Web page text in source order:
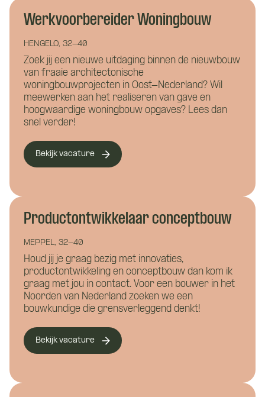
Werkvoorbereider Woningbouw
HENGELO, 32-40
Zoek jij een nieuwe uitdaging binnen de nieuwbouw
van fraaie architectonische
woningbouwprojecten in Oost-Nederland? Wil
meewerken aan het realiseren van gave en
hoogwaardige woningbouw opgaves? Lees dan
snel verder!
Bekijk vacature
Productontwikkelaar conceptbouw
MEPPEL, 32-40
Houd jij je graag bezig met innovaties,
productontwikkeling en conceptbouw dan kom ik
graag met jou in contact. Voor een bouwer in het
Noorden van Nederland zoeken we een
bouwkundige die grensverleggend denkt!
Bekijk vacature
Wie ben je?
Waar wil je meer over weten?
Installatietechniek
Hoe kunnen we je helpen?
Hoe kunnen we je bereiken?
Wat is je telefoonnummer?*
Vacature: Ervaren
werkvoorbereider
utiliteitsprojecten
Naam*